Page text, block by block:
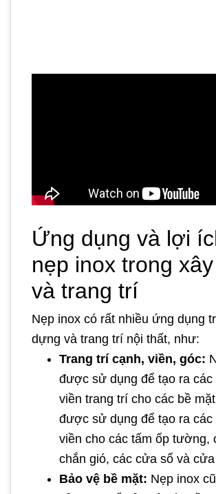
Ứng dụng và lợi
nẹp inox trong
và trang trí
Nẹp inox có rất nhiều ứng dụng
dựng và trang trí nội thất, như:
Trang trí cạnh, viền, góc:
được sử dụng để tạo ra
viền trang trí cho các bề
được sử dụng để tạo ra
viền cho các tấm ốp tường,
chắn gió, các cửa sổ và
Bảo vệ bề mặt: Nẹp inox